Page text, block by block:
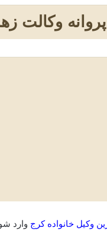
وکالت
وکیل خانواده کرج وارد